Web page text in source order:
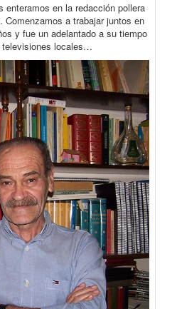
en la redacción pollera
Comenzamos a trabajar juntos en
y fue un adelantado a su tiempo
televisiones locales…